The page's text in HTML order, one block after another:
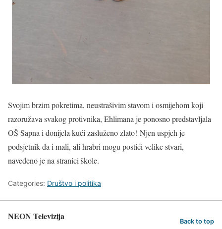
Svojim brzim pokretima, neustrašivim stavom i osmijehom koji
razoružava svakog protivnika, Ehlimana je ponosno predstavljala
OŠ Sapna i donijela kući zasluženo zlato! Njen uspjeh je
podsjetnik da i mali, ali hrabri mogu postići velike stvari,
navedeno je na stranici škole.
Categories: Društvo i politika
NEON Televizija Back to top